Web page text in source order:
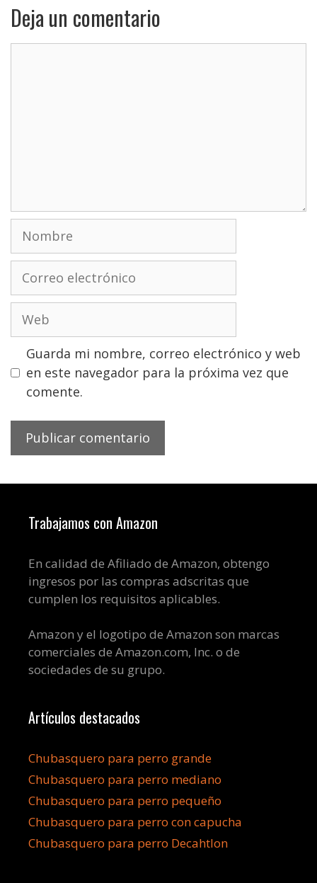
Deja un comentario
Nombre
electrónico
Guarda mi nombre, correo electrónico y web
en este navegador para la próxima vez que
comente.
Trabajamos con Amazon
En calidad de Afiliado de Amazon, obtengo
ingresos por las compras adscritas que
cumplen los requisitos aplicables.
Amazon y el logotipo de Amazon son marcas
comerciales de Amazon.com, Inc. o de
sociedades de su grupo.
Artículos destacados
Chubasquero para perro grande
Chubasquero para perro mediano
Chubasquero para perro pequeño
Chubasquero para perro con capucha
Chubasquero para perro Decahtlon